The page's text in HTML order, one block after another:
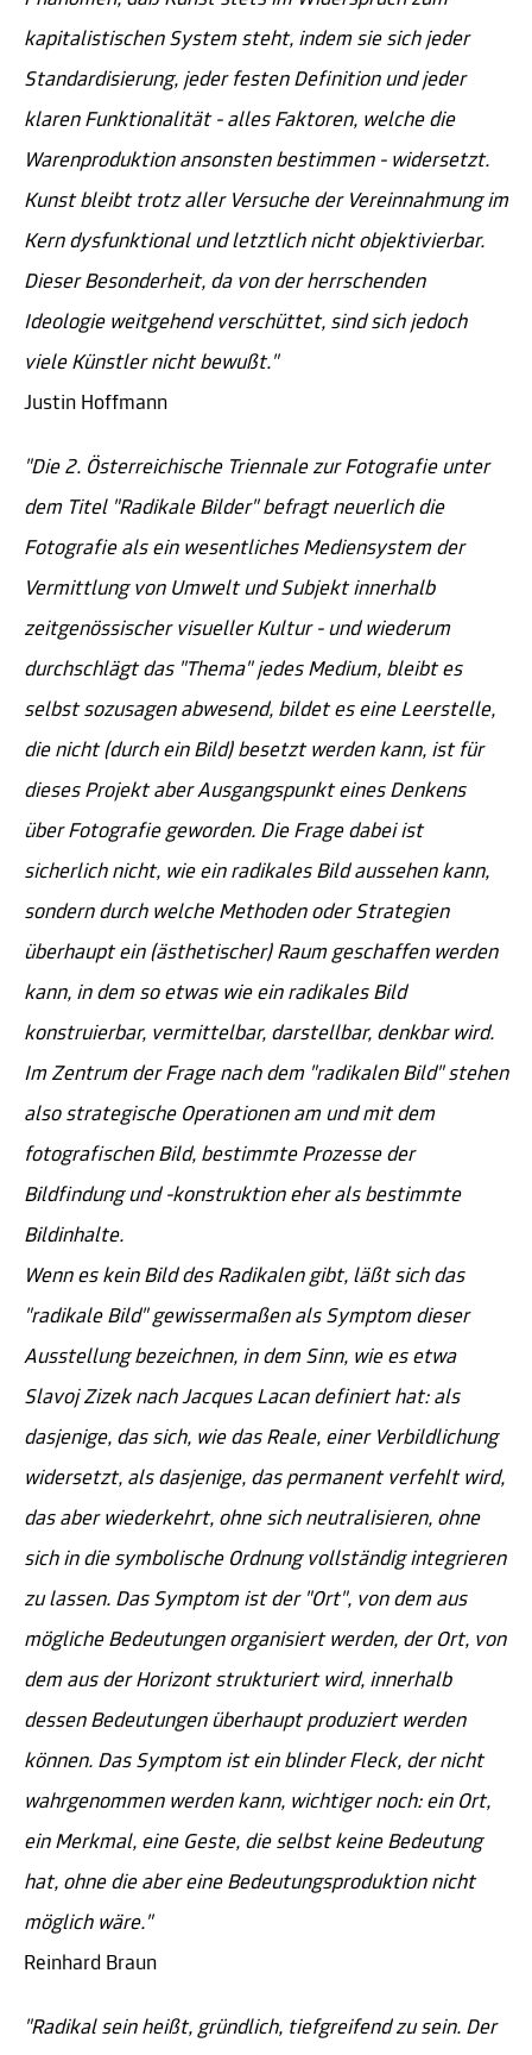
kapitalistischen System steht, indem sie sich jeder
Standardisierung, jeder festen Definition und jeder
klaren Funktionalität - alles Faktoren, welche die
Warenproduktion ansonsten bestimmen - widersetzt.
Kunst bleibt trotz aller Versuche der Vereinnahmung im
Kern dysfunktional und letztlich nicht objektivierbar.
Dieser Besonderheit, da von der herrschenden
Ideologie weitgehend verschüttet, sind sich jedoch
viele Künstler nicht bewußt."
Justin Hoffmann
"Die 2. Österreichische Triennale zur Fotografie unter
dem Titel "Radikale Bilder" befragt neuerlich die
Fotografie als ein wesentliches Mediensystem der
Vermittlung von Umwelt und Subjekt innerhalb
zeitgenössischer visueller Kultur - und wiederum
durchschlägt das "Thema" jedes Medium, bleibt es
selbst sozusagen abwesend, bildet es eine Leerstelle,
die nicht (durch ein Bild) besetzt werden kann, ist für
dieses Projekt aber Ausgangspunkt eines Denkens
über Fotografie geworden. Die Frage dabei ist
sicherlich nicht, wie ein radikales Bild aussehen kann,
sondern durch welche Methoden oder Strategien
überhaupt ein (ästhetischer) Raum geschaffen werden
kann, in dem so etwas wie ein radikales Bild
konstruierbar, vermittelbar, darstellbar, denkbar wird.
Im Zentrum der Frage nach dem "radikalen Bild" stehen
also strategische Operationen am und mit dem
fotografischen Bild, bestimmte Prozesse der
Bildfindung und -konstruktion eher als bestimmte
Bildinhalte.
Wenn es kein Bild des Radikalen gibt, läßt sich das
"radikale Bild" gewissermaßen als Symptom dieser
Ausstellung bezeichnen, in dem Sinn, wie es etwa
Slavoj Zizek nach Jacques Lacan definiert hat: als
dasjenige, das sich, wie das Reale, einer Verbildlichung
widersetzt, als dasjenige, das permanent verfehlt wird,
das aber wiederkehrt, ohne sich neutralisieren, ohne
sich in die symbolische Ordnung vollständig integrieren
zu lassen. Das Symptom ist der "Ort", von dem aus
mögliche Bedeutungen organisiert werden, der Ort, von
dem aus der Horizont strukturiert wird, innerhalb
dessen Bedeutungen überhaupt produziert werden
können. Das Symptom ist ein blinder Fleck, der nicht
wahrgenommen werden kann, wichtiger noch: ein Ort,
ein Merkmal, eine Geste, die selbst keine Bedeutung
hat, ohne die aber eine Bedeutungsproduktion nicht
möglich wäre."
Reinhard Braun
"Radikal sein heißt, gründlich, tiefgreifend zu sein. Der